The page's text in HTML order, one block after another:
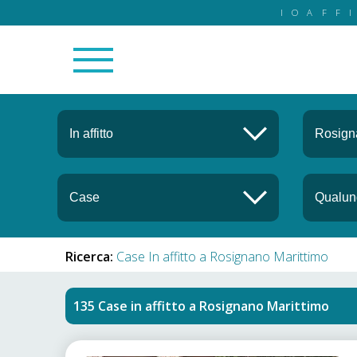
Ricerca: Case In affitto a Rosignano Marittimo
Case in affitto a Rosignano Marittimo